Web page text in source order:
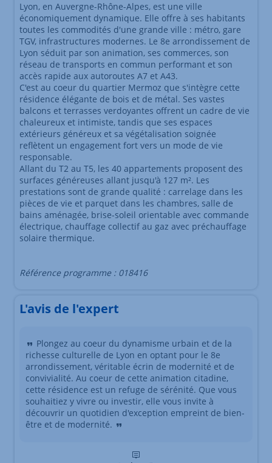
Lyon, en Auvergne-Rhône-Alpes, est une ville
économiquement dynamique. Elle offre à ses habitants
toutes les commodités d'une grande ville : métro, gare
TGV, infrastructures modernes. Le 8e arrondissement de
Lyon séduit par son animation, ses commerces, son
réseau de transports en commun performant et son
accès rapide aux autoroutes A7 et A43.
C'est au coeur du quartier Mermoz que s'intègre cette
résidence élégante de bois et de métal. Ses vastes
balcons et terrasses verdoyantes offrent un cadre de vie
chaleureux et intimiste, tandis que ses espaces
extérieurs généreux et sa végétalisation soignée
reflètent un engagement fort vers un mode de vie
responsable.
Allant du T2 au T5, les 40 appartements proposent des
surfaces généreuses allant jusqu'à 127 m². Les
prestations sont de grande qualité : carrelage dans les
pièces de vie et parquet dans les chambres, salle de
bains aménagée, brise-soleil orientable avec commande
électrique, chauffage collectif au gaz avec préchauffage
solaire thermique.
Référence programme : 018416
L'avis de l'expert
Plongez au coeur du dynamisme urbain et de la
richesse culturelle de Lyon en optant pour le 8e
arrondissement, véritable écrin de modernité et de
convivialité. Au coeur de cette animation citadine,
cette résidence est un refuge de sérénité. Que vous
souhaitiez y vivre ou investir, elle vous invite à
découvrir un quotidien d'exception empreint de bien-
être et de modernité.